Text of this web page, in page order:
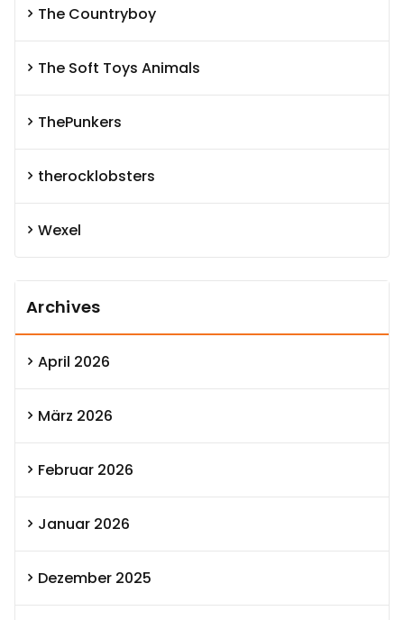
The Countryboy
The Soft Toys Animals
ThePunkers
therocklobsters
Wexel
Archives
April 2026
März 2026
Februar 2026
Januar 2026
Dezember 2025